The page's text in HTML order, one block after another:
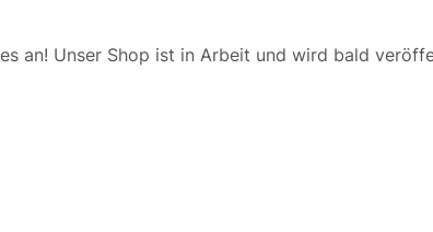
an! Unser Shop ist in Arbeit und wird bald